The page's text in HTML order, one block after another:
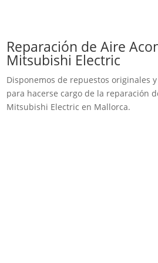
Reparación de Aire
Mitsubishi Electric
Disponemos de repuestos originales
para hacerse cargo de la reparación
Mitsubishi Electric en Mallorca.